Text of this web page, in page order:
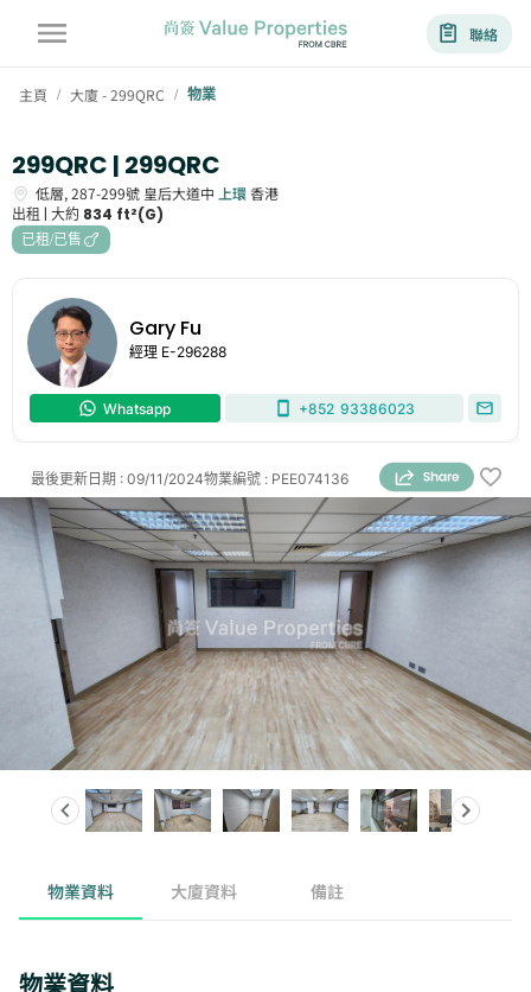
聯絡
主頁 / 大廈 - 299QRC / 物業
299QRC | 299QRC
低層,287-299號 皇后大道中 上環香港
出租 | 大約 834 ft²(G)
已租/已售
Gary Fu
經理 E-296288
Whatsapp +852 93386023
物業編號 : PEE074136
最後更新日期 : 09/11/2024
物業資料 大廈資料 備註